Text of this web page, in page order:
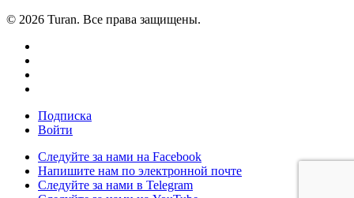
© 2026 Turan. Все права защищены.
Подписка
Войти
Следуйте за нами на Facebook
Напишите нам по электронной почте
Следуйте за нами в Telegram